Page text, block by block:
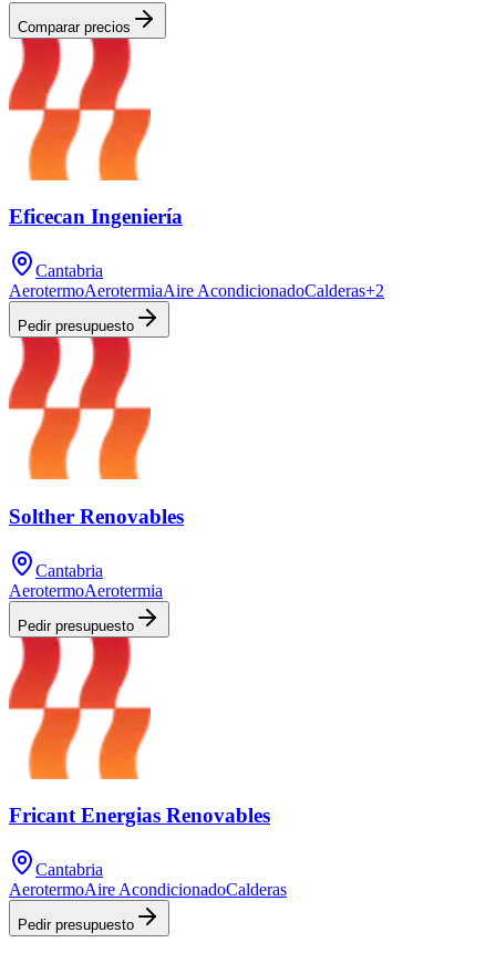
Comparar precios
Eficecan Ingeniería
Cantabria
AerotermoAerotermiaAire AcondicionadoCalderas+2
Pedir presupuesto
Solther Renovables
Cantabria
AerotermoAerotermia
Pedir presupuesto
Fricant Energias Renovables
Cantabria
AerotermoAire AcondicionadoCalderas
Pedir presupuesto